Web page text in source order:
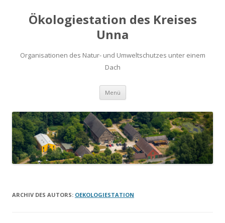
Ökologiestation des Kreises
Unna
Organisationen des Natur- und Umweltschutzes unter einem
Dach
Menü Zum
springen
ARCHIV DES AUTORS: OEKOLOGIESTATION